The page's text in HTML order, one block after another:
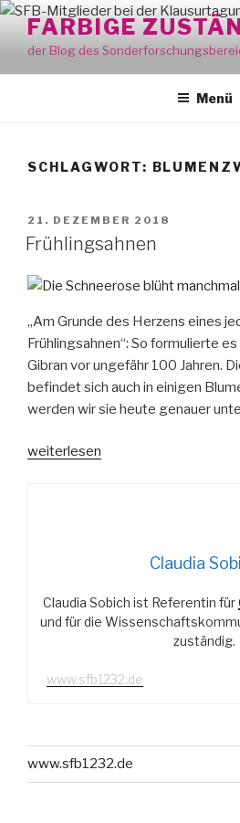
Zum
Inhalt
springen
FARBIGE
der Blog des
Menü
SCHLAGWORT:
VERÖFFENTLICHT
AM
21. DEZEMBER 2018
Frühlingsahnen
„Am Grunde des Herzens eines
Frühlingsahnen“: So formulierte
Gibran vor ungefähr 100 Jahren.
befindet sich auch in einigen
werden wir sie heute genauer
„Frühlingsahnen“
weiterlesen
Claudia
Claudia Sobich ist Referentin für
und für die
zuständig.
www.sfb1232.de
www.sfb1232.de